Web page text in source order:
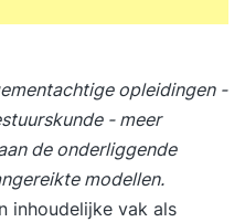
coaching (5
Jouw persoonlijke
Let op: de
Neem aan het
op met je
van de post-
• Beschik je over
opleidingen -
- meer
de onderliggende
modellen.
inhoudelijke vak als